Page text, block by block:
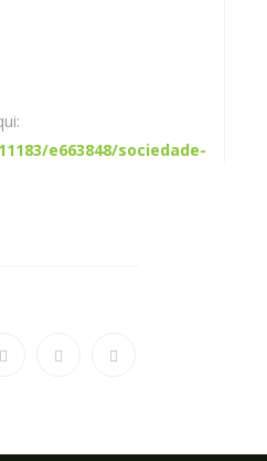
e663848/sociedade-